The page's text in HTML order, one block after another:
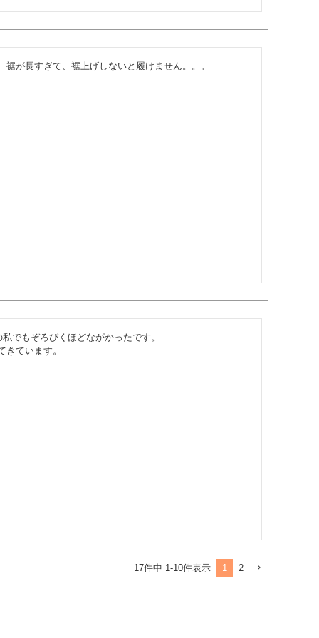
が長すぎて、裾上げしないと履けません。。。
でもぞろびくほどながかったです。
ています。
17件中 1-10件表示 1 2